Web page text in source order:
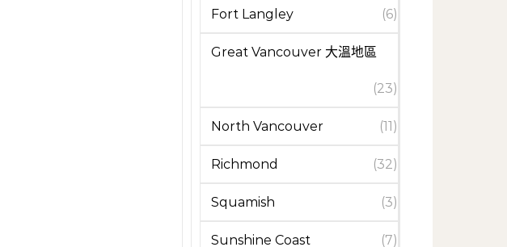
Fort Langley (6)
Great Vancouver 大溫地區
(23)
North Vancouver (11)
Richmond (32)
Squamish (3)
Sunshine Coast (7)